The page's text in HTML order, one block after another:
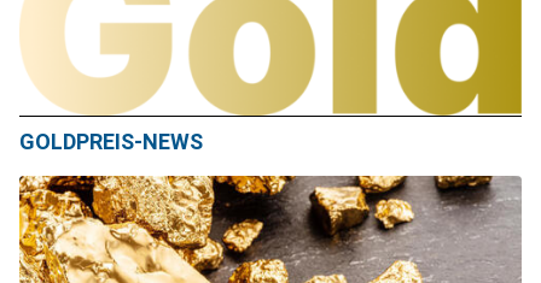
GOLDPREIS-NEWS